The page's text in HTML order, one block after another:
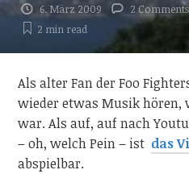
6. März 2009 2 Comments
2 minread
Als alter Fan der Foo
wieder etwas Musik hören,
war. Als auf, auf nach
– oh, welch Pein – ist das
abspielbar.